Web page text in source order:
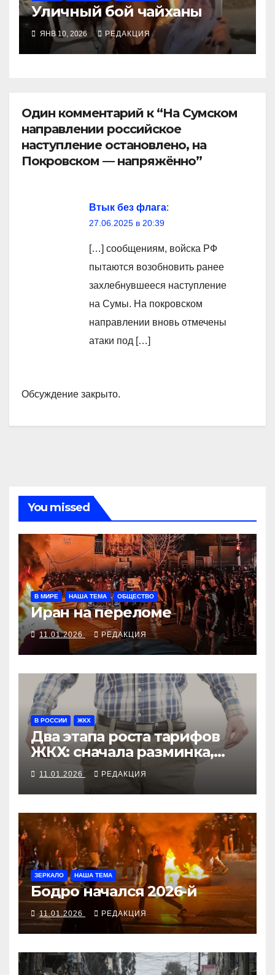
Уличный бой чайханы
ЯНВ 10, 2026 РЕДАКЦИЯ
Один комментарий к “На Сумском
направлении российское
наступление остановлено, на
Покровском — напряжённо”
Втык без флага:
27.06.2025 в 20:39
[…] сообщениям, войска РФ
пытаются возобновить ранее
захлебнувшееся наступление
на Сумы. На покровском
направлении вновь отмечены
атаки под […]
Обсуждение закрыто.
You missed
В МИРЕ НАША ТЕМА ОБЩЕСТВО
Иран на переломе
11.01.2026 РЕДАКЦИЯ
В РОССИИ ЖКХ
Два этапа роста тарифов
ЖКХ: сначала разминка,
потом грабёж под
расписание
11.01.2026 РЕДАКЦИЯ
ЗЕРКАЛО НАША ТЕМА
Бодро начался 2026-й
11.01.2026 РЕДАКЦИЯ